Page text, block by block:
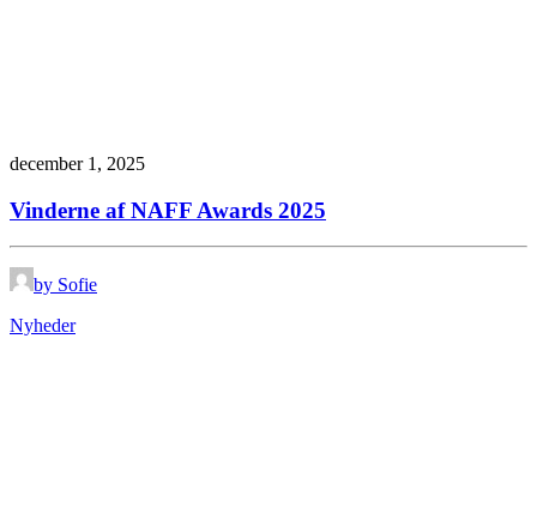
december 1, 2025
Vinderne af NAFF Awards 2025
by Sofie
Nyheder